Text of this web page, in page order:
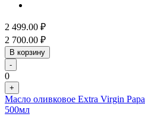
2 499.00 ₽
2 700.00 ₽
В корзину
-
0
+
Масло оливковое Extra Virgin
500мл